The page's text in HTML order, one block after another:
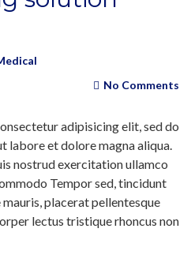
No Comments
adipisicing elit, sed do
labore et dolore magna aliqua.
nostrud exercitation ullamco
Tempor sed, tincidunt
placerat pellentesque
lectus tristique rhoncus non